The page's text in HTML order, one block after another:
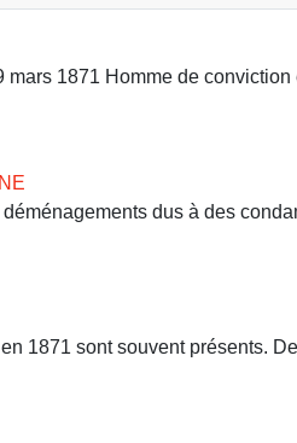
1871 Homme de conviction
dus à des
1871 sont souvent présents.